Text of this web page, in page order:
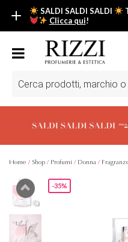
SALDI SALDI SALDI
Clicca qui!
SALDI SALDI SALDI
Fino al -50% su tantissimi
Scopri tutti i prodotti in super
prodotti
Home / Shop / Profumi / Donna /
-35%